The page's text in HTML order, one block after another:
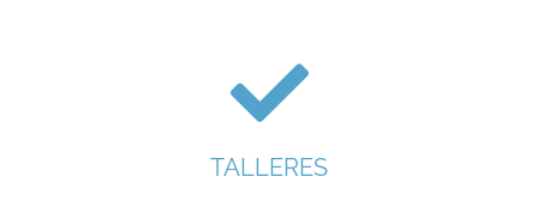
TALLERES